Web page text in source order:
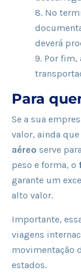
No
deverá
Por fim,
Para
Se a sua
valor, ainda
aéreo serve
peso e forma, o
garante um
alto valor.
Importante,
viagens
movimentação
estados.